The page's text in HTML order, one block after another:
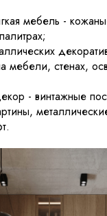
мебель -
мебели, стенах,
- винтажные